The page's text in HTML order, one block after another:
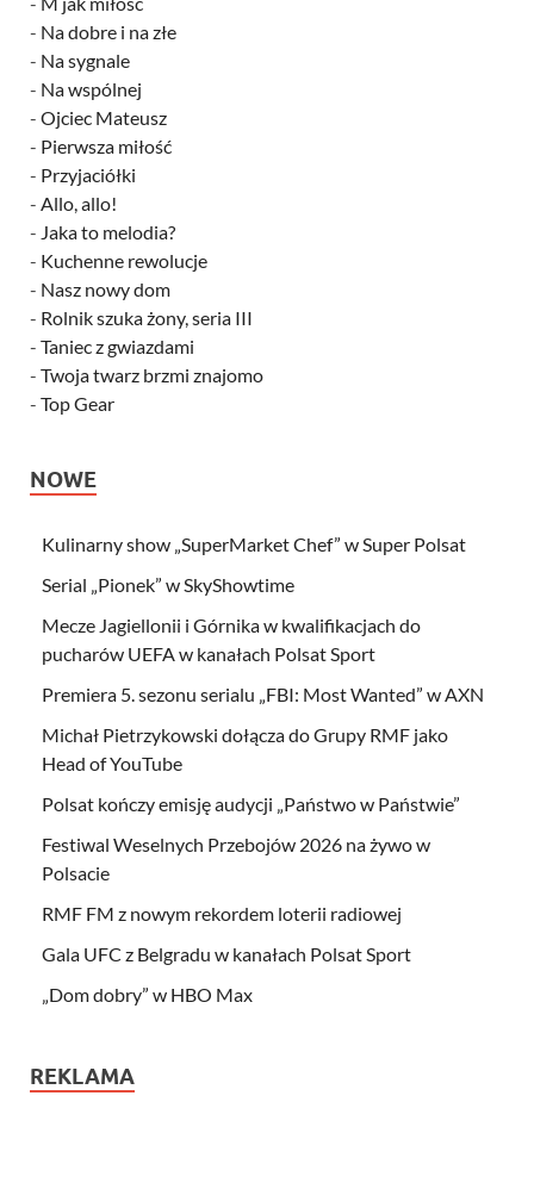
- Na dobre i na złe
- Na sygnale
- Na wspólnej
- Ojciec Mateusz
- Pierwsza miłość
- Przyjaciółki
- Allo, allo!
- Jaka to melodia?
- Kuchenne rewolucje
- Nasz nowy dom
- Rolnik szuka żony, seria III
- Taniec z gwiazdami
- Twoja twarz brzmi znajomo
- Top Gear
NOWE
Kulinarny show „SuperMarket Chef” w Super Polsat
Serial „Pionek” w SkyShowtime
Mecze Jagiellonii i Górnika w kwalifikacjach do
pucharów UEFA w kanałach Polsat Sport
Premiera 5. sezonu serialu „FBI: Most Wanted” w AXN
Michał Pietrzykowski dołącza do Grupy RMF jako
Head of YouTube
Polsat kończy emisję audycji „Państwo w Państwie”
Festiwal Weselnych Przebojów 2026 na żywo w
Polsacie
RMF FM z nowym rekordem loterii radiowej
Gala UFC z Belgradu w kanałach Polsat Sport
„Dom dobry” w HBO Max
REKLAMA